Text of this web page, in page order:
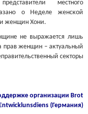
местного
о Неделе женской
женщин Хони.
не выражается лишь
прав женщин – актуальный
секторы
организации Brot
(Германия)